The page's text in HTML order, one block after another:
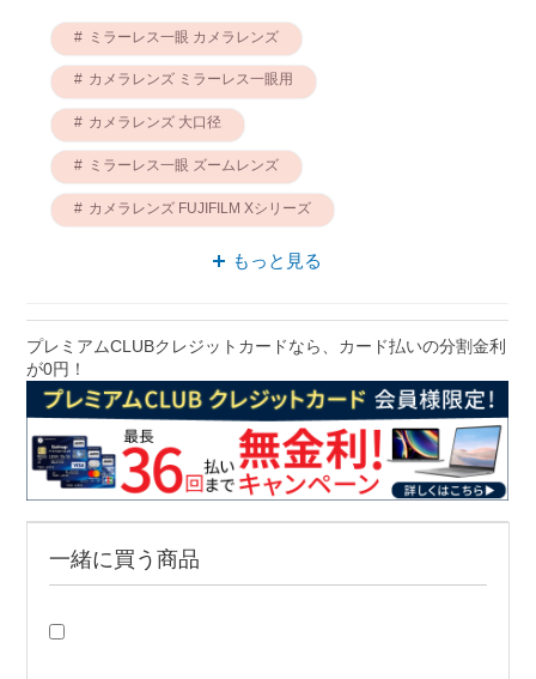
ミラーレス一眼 カメラレンズ
カメラレンズ ミラーレス一眼用
カメラレンズ 大口径
ミラーレス一眼 ズームレンズ
カメラレンズ FUJIFILM Xシリーズ
ズームレンズ 手ぶれ補正
大口径 ミラーレス一眼用
もっと見る
プレミアムCLUBクレジットカードなら、カード払いの分割金利
が0円！
一緒に買う商品